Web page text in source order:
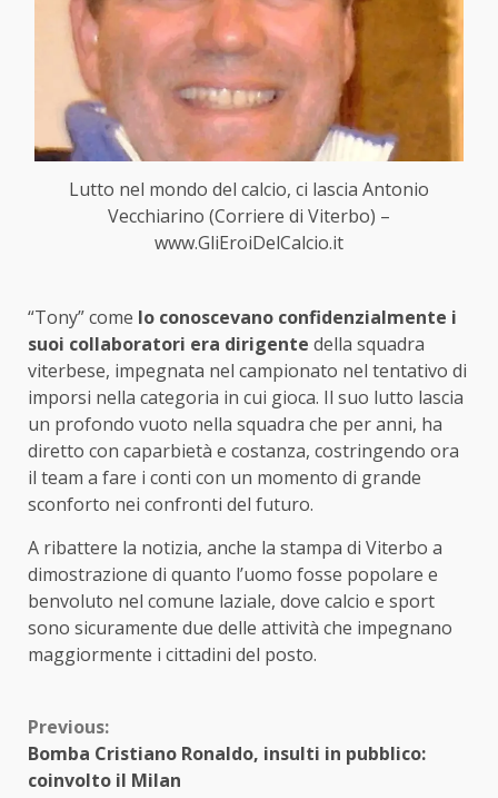
Lutto nel mondo del calcio, ci lascia Antonio
Vecchiarino (Corriere di Viterbo) –
www.GliEroiDelCalcio.it
“Tony” come lo conoscevano confidenzialmente i
suoi collaboratori era dirigente della squadra
viterbese, impegnata nel campionato nel tentativo di
imporsi nella categoria in cui gioca. Il suo lutto lascia
un profondo vuoto nella squadra che per anni, ha
diretto con caparbietà e costanza, costringendo ora
il team a fare i conti con un momento di grande
sconforto nei confronti del futuro.
A ribattere la notizia, anche la stampa di Viterbo a
dimostrazione di quanto l’uomo fosse popolare e
benvoluto nel comune laziale, dove calcio e sport
sono sicuramente due delle attività che impegnano
maggiormente i cittadini del posto.
Continue
Reading
Previous:
Bomba Cristiano Ronaldo, insulti in pubblico:
coinvolto il Milan